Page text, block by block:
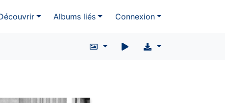
Albums liés Connexion